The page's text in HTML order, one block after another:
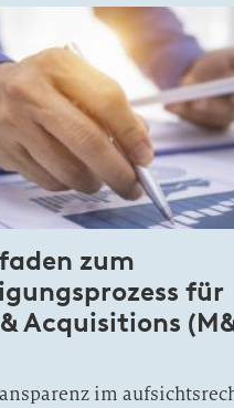
zum
für
Acquisitions
im